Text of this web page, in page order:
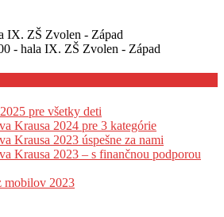
IX. ZŠ Zvolen - Západ
- hala IX. ZŠ Zvolen - Západ
pre všetky deti
Krausa 2024 pre 3 kategórie
Krausa 2023 úspešne za nami
Krausa 2023 – s finančnou podporou
mobilov 2023